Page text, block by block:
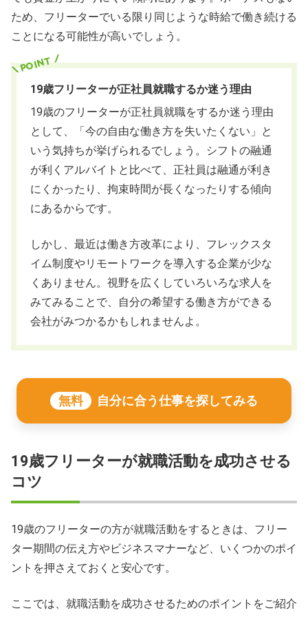
ため、フリーターでいる限り同じような時給で働き続ける
ことになる可能性が高いでしょう。
19歳フリーターが正社員就職するか迷う理由
19歳のフリーターが正社員就職をするか迷う理由
として、「今の自由な働き方を失いたくない」と
いう気持ちが挙げられるでしょう。シフトの融通
が利くアルバイトと比べて、正社員は融通が利き
にくかったり、拘束時間が長くなったりする傾向
にあるからです。
しかし、最近は働き方改革により、フレックスタ
イム制度やリモートワークを導入する企業が少な
くありません。視野を広くしていろいろな求人を
みてみることで、自分の希望する働き方ができる
会社がみつかるかもしれませんよ。
無料 自分に合う仕事を探してみる
19歳フリーターが就職活動を成功させる
コツ
19歳のフリーターの方が就職活動をするときは、フリー
ター期間の伝え方やビジネスマナーなど、いくつかのポイ
ントを押さえておくと安心です。
ここでは、就職活動を成功させるためのポイントをご紹介